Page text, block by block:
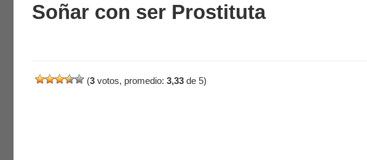
Soñar con ser Prostituta
(3 votos, promedio: 3,33 de 5)